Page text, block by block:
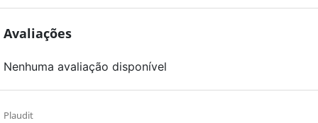
Avaliações
Nenhuma avaliação disponível
Plaudit